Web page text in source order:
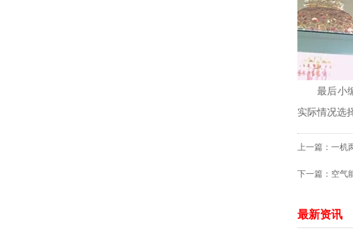
最后小编
实际情况选
上一篇： 一机
下一篇： 空气
最新资讯